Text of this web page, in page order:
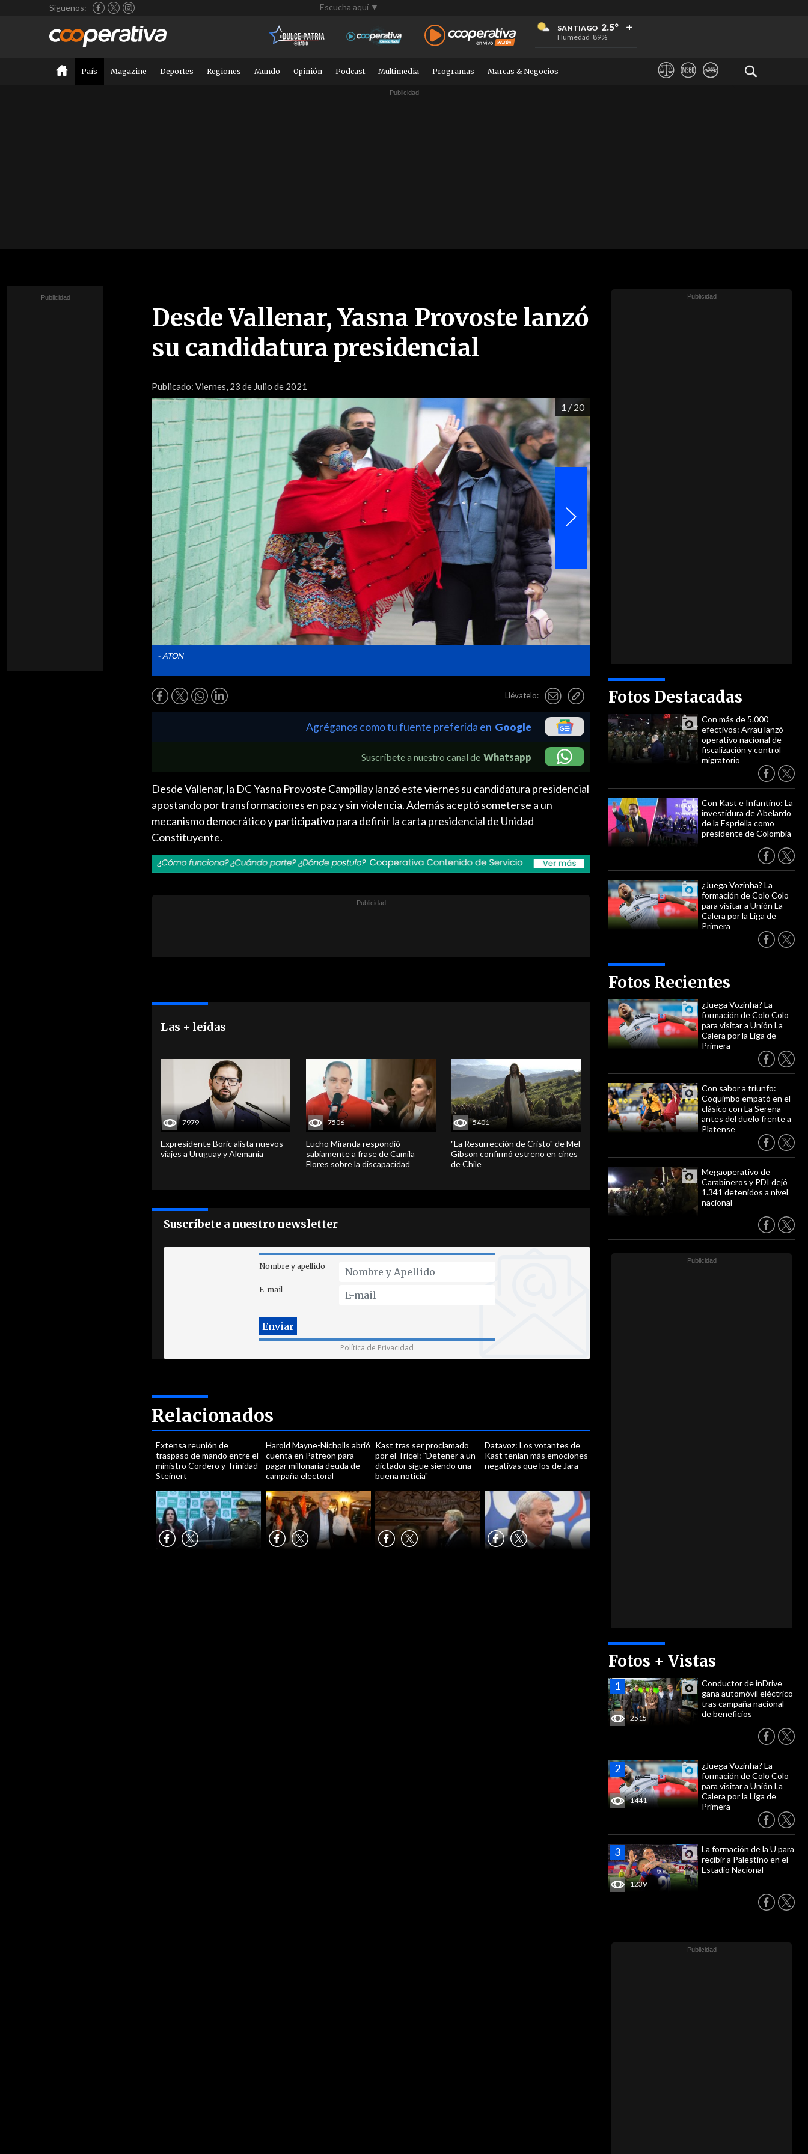
Síguenos: Escucha aquí ▼
SANTIAGO 2.5°
Humedad 89%
+
+
+
País Magazine Deportes Regiones Mundo Opinión Podcast Multimedia Programas Marcas & Negocios
Desde Vallenar, Yasna Provoste lanzó
su candidatura presidencial
Publicado: Viernes, 23 de Julio de 2021
1 / 20
- ATON
Llévatelo: Fotos Destacadas
Con más de 5.000
efectivos: Arrau lanzó
operativo nacional de
fiscalización y control
migratorio
Con Kast e Infantino: La
investidura de Abelardo
de la Espriella como
presidente de Colombia
¿Juega Vozinha? La
formación de Colo Colo
para visitar a Unión La
Calera por la Liga de
Primera
Fotos Recientes
¿Juega Vozinha? La
formación de Colo Colo
para visitar a Unión La
Calera por la Liga de
Primera
Con sabor a triunfo:
Coquimbo empató en el
clásico con La Serena
antes del duelo frente a
Platense
Megaoperativo de
Carabineros y PDI dejó
1.341 detenidos a nivel
nacional
Fotos + Vistas
2515
Conductor de inDrive
gana automóvil eléctrico
tras campaña nacional
de beneficios
1441
¿Juega Vozinha? La
formación de Colo Colo
para visitar a Unión La
Calera por la Liga de
Primera
1239
La formación de la U para
recibir a Palestino en el
Estadio Nacional
Agréganos como tu fuente preferida en Google
Suscríbete a nuestro canal de Whatsapp
Desde Vallenar, la DC Yasna Provoste Campillay lanzó este viernes su candidatura presidencial
apostando por transformaciones en paz y sin violencia. Además aceptó someterse a un
mecanismo democrático y participativo para definir la carta presidencial de Unidad
Constituyente.
Las + leídas
7979
Expresidente Boric alista nuevos
viajes a Uruguay y Alemania
7506
Lucho Miranda respondió
sabiamente a frase de Camila
Flores sobre la discapacidad
5401
"La Resurrección de Cristo" de Mel
Gibson confirmó estreno en cines
de Chile
Suscríbete a nuestro newsletter
Nombre y apellido
E-mail
Política de Privacidad
Relacionados
Extensa reunión de
traspaso de mando entre el
ministro Cordero y Trinidad
Steinert
Harold Mayne-Nicholls abrió
cuenta en Patreon para
pagar millonaria deuda de
campaña electoral
Kast tras ser proclamado
por el Tricel: "Detener a un
dictador sigue siendo una
buena noticia"
Datavoz: Los votantes de
Kast tenían más emociones
negativas que los de Jara